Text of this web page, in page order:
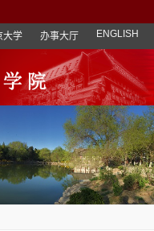
大学 办事大厅 ENGLISH